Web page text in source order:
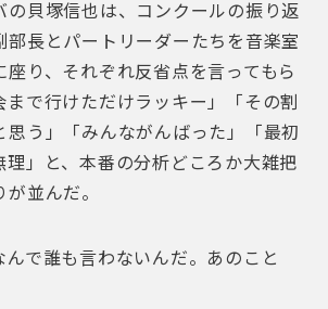
貝塚信也は、コンクールの振り返
部長とパートリーダーたちを音楽室
座り、それぞれ反省点を言ってもら
まで行けただけラッキー」「その割
思う」「みんながんばった」「最初
理」と、本番の分析どころか大雑把
並んだ。
で誰も言わないんだ。あのこと